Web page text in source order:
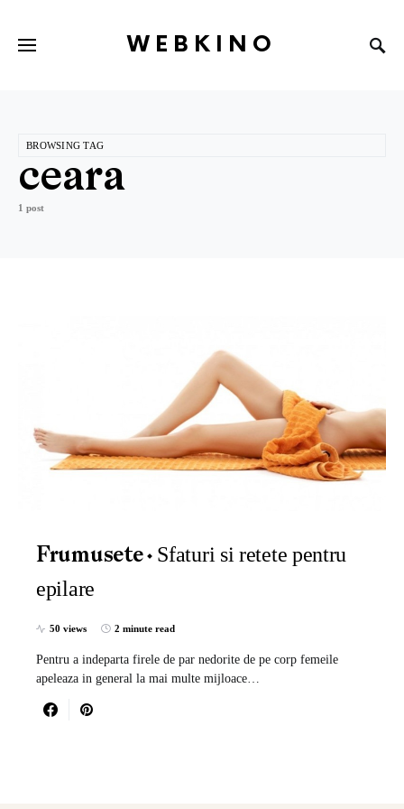
WEBKINO
BROWSING TAG
ceara
1 post
Frumusete
Sfaturi si retete pentru
epilare
50 views 2 minute read
Pentru a indeparta firele de par nedorite de pe corp femeile
apeleaza in general la mai multe mijloace…